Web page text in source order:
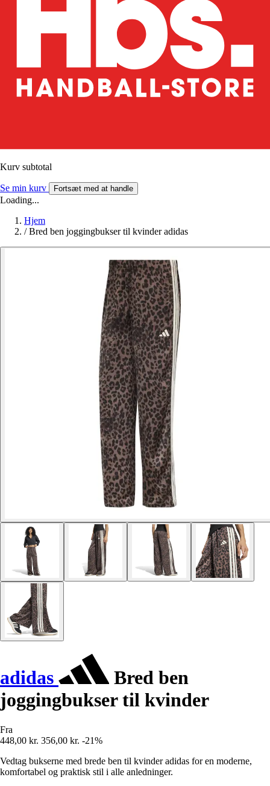
Kurv subtotal
Se min kurv Fortsæt med at handle
Loading...
Hjem
/ Bred ben joggingbukser til kvinder adidas
adidas
Bred ben
joggingbukser til kvinder
Fra
448,00 kr. 356,00 kr. -21%
Vedtag bukserne med brede ben til kvinder adidas for en moderne,
komfortabel og praktisk stil i alle anledninger.